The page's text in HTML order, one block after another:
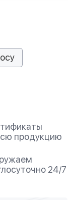
продукцию
24/7